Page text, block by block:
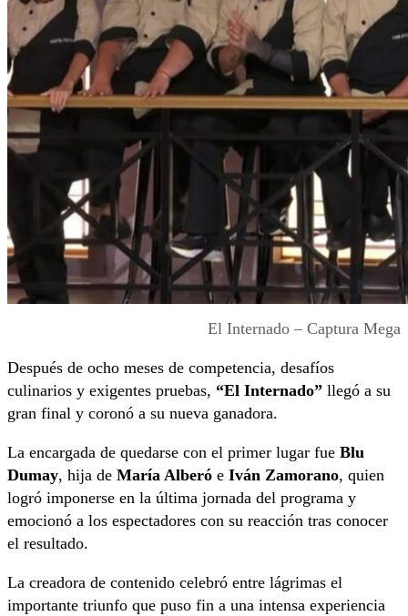
El Internado – Captura Mega
Después de ocho meses de competencia, desafíos
culinarios y exigentes pruebas, “El Internado” llegó a su
gran final y coronó a su nueva ganadora.
La encargada de quedarse con el primer lugar fue Blu
Dumay, hija de María Alberó e Iván Zamorano, quien
logró imponerse en la última jornada del programa y
emocionó a los espectadores con su reacción tras conocer
el resultado.
La creadora de contenido celebró entre lágrimas el
importante triunfo que puso fin a una intensa experiencia